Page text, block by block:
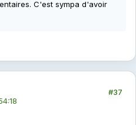
C'est sympa d'avoir
#37